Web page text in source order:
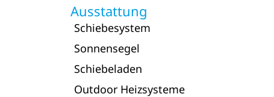
Ausstattung
Schiebesystem
Sonnensegel
Schiebeladen
Outdoor Heizsysteme